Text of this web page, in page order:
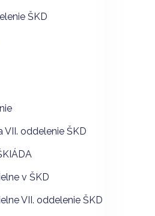
ŠKD
VII. oddelenie ŠKD
v ŠKD
VII. oddelenie ŠKD